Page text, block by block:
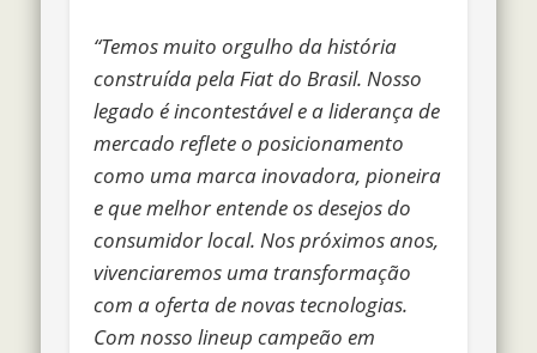
“Temos muito orgulho da história
construída pela Fiat do Brasil. Nosso
legado é incontestável e a liderança de
mercado reflete o posicionamento
como uma marca inovadora, pioneira
e que melhor entende os desejos do
consumidor local. Nos próximos anos,
vivenciaremos uma transformação
com a oferta de novas tecnologias.
Com nosso lineup campeão em